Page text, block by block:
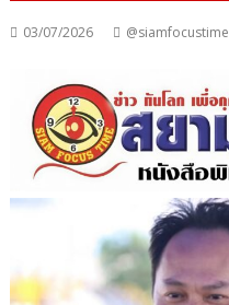
03/07/2026 @siamfocustime